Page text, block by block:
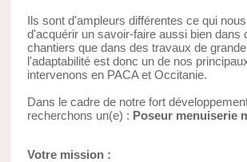
Ils sont d'ampleurs différentes ce qui
d'acquérir un savoir-faire aussi bien dans
chantiers que dans des travaux de
l'adaptabilité est donc un de nos
intervenons en PACA et Occitanie.
Dans le cadre de notre fort
recherchons un(e) : Poseur menuiserie
Votre mission :